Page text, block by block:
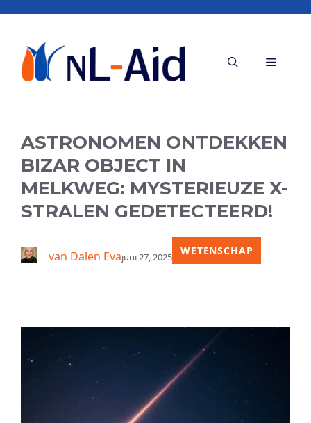
inhoud
Menu
ASTRONOMEN ONTDEKKEN
BIZAR OBJECT IN
MELKWEG: MYSTERIEUZE X-
STRALEN GEDETECTEERD!
van Dalen Evajuni 27, 2025 WETENSCHAP